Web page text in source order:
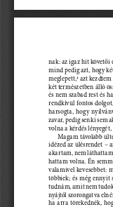
nak: az igaz hit követői
mind pedig azt, hogy
meglepett, azt kezdtem
két természetben álló
és nem szabad rest és
rendkívül fontos
harsogta,  hogy
zavar, pedig senki sem
volna a kérdés
Magam távolabb
idézed az ülésrendet –
akartam, nem
hattam volna. Én
valamivel kevesebbet:
többiek;  és  még
tudnám, amit nem
nyájtól szorongatva
ha  arra  törekednék,